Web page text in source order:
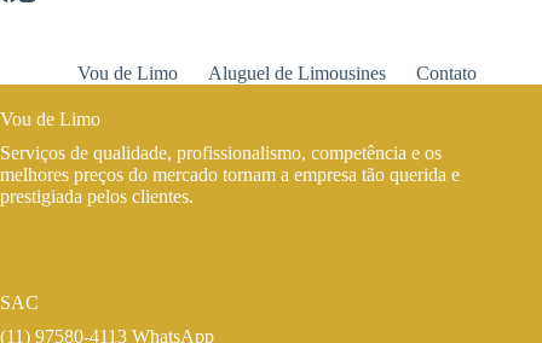
Vou de Limo Aluguel de Limousines Contato
Vou de Limo
Serviços de qualidade, profissionalismo, competência e os
melhores preços do mercado tornam a empresa tão querida e
prestigiada pelos clientes.
SAC
(11) 97580-4113 WhatsApp